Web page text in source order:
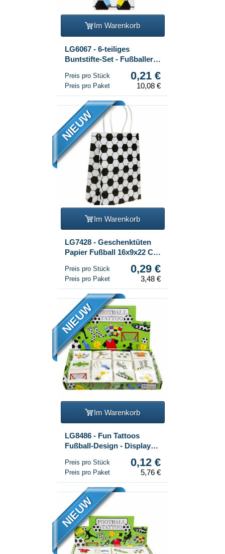
Im Warenkorb
LG6067 - 6-teiliges
Buntstifte-Set - Fußballer
Preis pro Stück 0,21 €
Preis pro Paket 10,08 €
NIEUW
Im Warenkorb
LG7428 - Geschenktüten
Papier Fußball 16x9x22 CM
Preis pro Stück 0,29 €
Preis pro Paket 3,48 €
NIEUW
Im Warenkorb
LG8486 - Fun Tattoos
Fußball-Design - Display
Tattoos pro Packung)
Preis pro Stück 0,12 €
Preis pro Paket 5,76 €
NIEUW